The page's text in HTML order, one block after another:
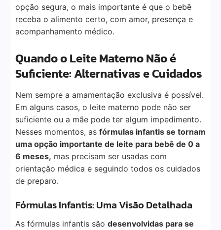
opção segura, o mais importante é que o bebê
receba o alimento certo, com amor, presença e
acompanhamento médico.
Quando o Leite Materno Não é
Suficiente: Alternativas e Cuidados
Nem sempre a amamentação exclusiva é possível.
Em alguns casos, o leite materno pode não ser
suficiente ou a mãe pode ter algum impedimento.
Nesses momentos, as fórmulas infantis se tornam
uma opção importante de leite para bebê de 0 a
6 meses, mas precisam ser usadas com
orientação médica e seguindo todos os cuidados
de preparo.
Fórmulas Infantis: Uma Visão Detalhada
As fórmulas infantis são desenvolvidas para se